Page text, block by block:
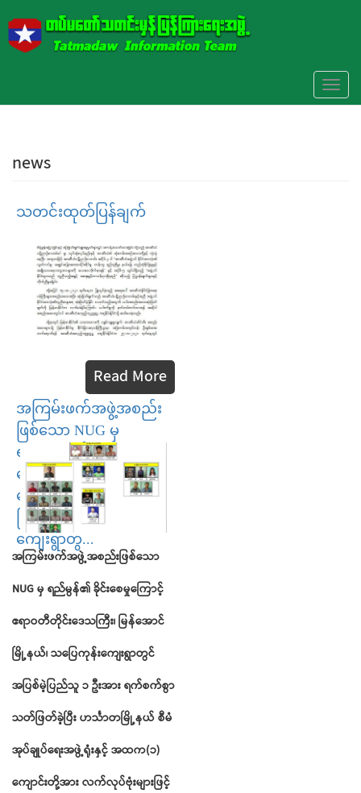
news
သတင်းထုတ်ပြန်ချက်
Read More
အကြမ်းဖက်အဖွဲ့အစည်း
ဖြစ်သော NUG မှ
ရည်မွန်၏ ခိုင်းစေမှု
ကြောင့် ဧရာဝတီတိုင်း
ဒေသကြီး၊ မြန်အောင်
မြို့နယ်၊ သပြေကုန်း
ကျေးရွာတွ...
အကြမ်းဖက်အဖွဲ့အစည်းဖြစ်သော
NUGမှ ရည်မွန်၏ခိုင်းစေမှုကြောင့်
ဧရာဝတီတိုင်းဒေသကြီး၊မြန်အောင်
မြို့နယ်၊သပြေကုန်းကျေးရွာတွင်
အပြစ်မဲ့ပြည်သူ၁ဦးအားရက်စက်စွာ
သတ်ဖြတ်ခဲ့ပြီးဟင်္သာတမြို့နယ်စီမံ
အုပ်ချုပ်ရေးအဖွဲ့ရုံးနှင့်အထက(၁)
ကျောင်းတို့အားလက်လုပ်ဗုံးများဖြင့်